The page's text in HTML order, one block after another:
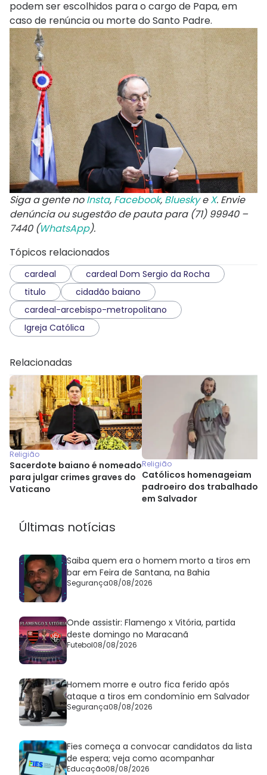
podem ser escolhidos para o cargo de Papa, em
caso de renúncia ou morte do Santo Padre.
Siga a gente noInsta, Facebook, BlueskyeX. Envie
denúncia ou sugestão de pauta para (71) 99940 –
7440 (WhatsApp).
Tópicos relacionados
cardeal
cardeal Dom Sergio da Rocha
titulo
cidadão baiano
cardeal-arcebispo-metropolitano
Igreja Católica
Relacionadas
Religião
Sacerdote baiano é nomeado
para julgar crimes graves do
Vaticano
Religião
Católicos homenageiam
padroeiro dos
em Salvador
Últimas notícias
Saiba quem era o homem morto a tiros em
bar em Feira de Santana, na Bahia
Segurança08/08/2026
Onde assistir: Flamengo x Vitória, partida
deste domingo no Maracanã
Futebol08/08/2026
Homem morre e outro fica ferido após
ataque a tiros em condomínio em Salvador
Segurança08/08/2026
Fies começa a convocar candidatos da lista
de espera; veja como acompanhar
Educação08/08/2026